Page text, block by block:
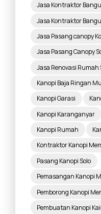
Jasa Kontraktor
Jasa Kontraktor
Jasa Pasang canopy
Jasa Pasang Canopy
Jasa Renovasi Rumah
Kanopi Baja Ringan
Kanopi Garasi
Kanopi Karanganyar
Kanopi Rumah
Kontraktor Kanopi
Pasang Kanopi Solo
Pemasangan Kanopi
Pemborong Kanopi
Pembuatan Kanopi